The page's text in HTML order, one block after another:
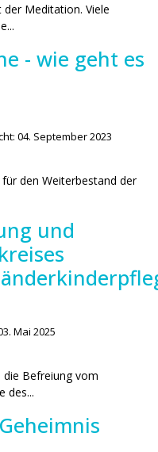
der Meditation. Viele
- wie geht es
04. September 2023
den Weiterbestand der
und
Mai 2025
die Befreiung vom
des...